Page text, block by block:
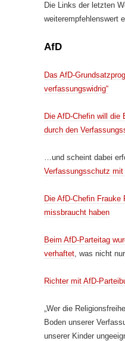
Die Links der letzten
weiterempfehlenswert
AfD
Das AfD-
verfassungswidrig“
Die AfD-Chefin will die
durch den
…und scheint dabei
Verfassungsschutz mit
Die AfD-Chefin
missbraucht haben
Beim AfD-Parteitag
verhaftet , was nicht
Richter mit AfD-
„Wer die
Boden unserer
unserer Kinder